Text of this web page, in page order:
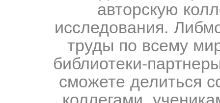
авторскую
исследования.
труды по всему
библиотеки-
сможете делиться